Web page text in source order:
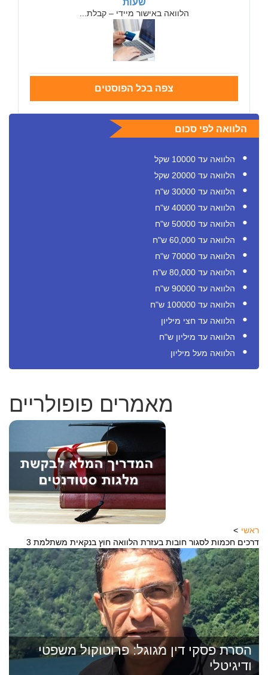
שעות
הלוואה באישור מיידי – קבלת...
צפה בכל הפוסטים
הלוואה לפי סכום
הלוואה עד 10000 שקל
הלוואה עד 20000 שקל
הלוואה עד 30000 ש"ח
הלוואה עד 40000 ש"ח
הלוואה עד 50000 ש"ח
הלוואה עד 60,000 ש"ח
הלוואה עד 70000 ש"ח
הלוואה עד 80,000 ש"ח
הלוואה עד 90000 ש"ח
הלוואה עד 100000 ש"ח
הלוואה עד חצי מיליון
הלוואה עד מיליון ש"ח
הלוואה מעל מיליון
מאמרים פופולריים
ראשי
3 דרכים חכמות לסגור חובות בעזרת הלוואה חוץ בנקאית משתלמת
הסרת פסקי דין מגוגל: פרוטוקול משפטי
ודיגיטלי